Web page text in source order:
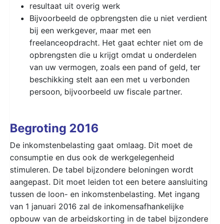
resultaat uit overig werk
Bijvoorbeeld de opbrengsten die u niet verdient
bij een werkgever, maar met een
freelanceopdracht. Het gaat echter niet om de
opbrengsten die u krijgt omdat u onderdelen
van uw vermogen, zoals een pand of geld, ter
beschikking stelt aan een met u verbonden
persoon, bijvoorbeeld uw fiscale partner.
Begroting 2016
De inkomstenbelasting gaat omlaag. Dit moet de
consumptie en dus ook de werkgelegenheid
stimuleren. De tabel bijzondere beloningen wordt
aangepast. Dit moet leiden tot een betere aansluiting
tussen de loon- en inkomstenbelasting. Met ingang
van 1 januari 2016 zal de inkomensafhankelijke
opbouw van de arbeidskorting in de tabel bijzondere